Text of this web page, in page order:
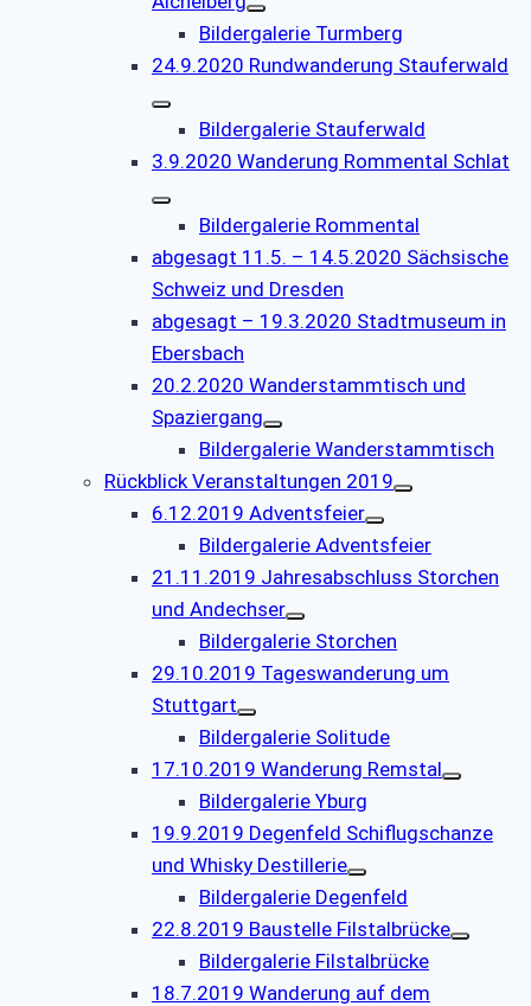
Bildergalerie Turmberg
24.9.2020 Rundwanderung Stauferwald
Bildergalerie Stauferwald
3.9.2020 Wanderung Rommental Schlat
Bildergalerie Rommental
abgesagt 11.5. – 14.5.2020 Sächsische
Schweiz und Dresden
abgesagt – 19.3.2020 Stadtmuseum in
Ebersbach
20.2.2020 Wanderstammtisch und
Spaziergang
Bildergalerie Wanderstammtisch
Rückblick Veranstaltungen 2019
6.12.2019 Adventsfeier
Bildergalerie Adventsfeier
21.11.2019 Jahresabschluss Storchen
und Andechser
Bildergalerie Storchen
29.10.2019 Tageswanderung um
Stuttgart
Bildergalerie Solitude
17.10.2019 Wanderung Remstal
Bildergalerie Yburg
19.9.2019 Degenfeld Schiflugschanze
und Whisky Destillerie
Bildergalerie Degenfeld
22.8.2019 Baustelle Filstalbrücke
Bildergalerie Filstalbrücke
18.7.2019 Wanderung auf dem